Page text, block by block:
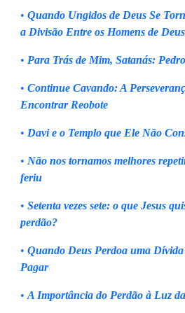
• Quando Ungidos de Deus Se
a Divisão Entre os Homens de Deus
• Para Trás de Mim, Satanás:
• Continue Cavando: A
Encontrar Reobote
• Davi e o Templo que Ele Não
• Não nos tornamos melhores
feriu
• Setenta vezes sete: o que Jesus
perdão?
• Quando Deus Perdoa uma
Pagar
• A Importância do Perdão à Luz